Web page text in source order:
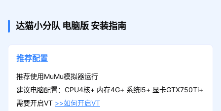
达猫小分队 电脑版 安装指南
推荐配置
推荐使用MuMu模拟器运行
建议电脑配置：CPU4核+ 内存4G+ 系统i5+ 显卡GTX750Ti+
需要开启VT >>如何开启VT